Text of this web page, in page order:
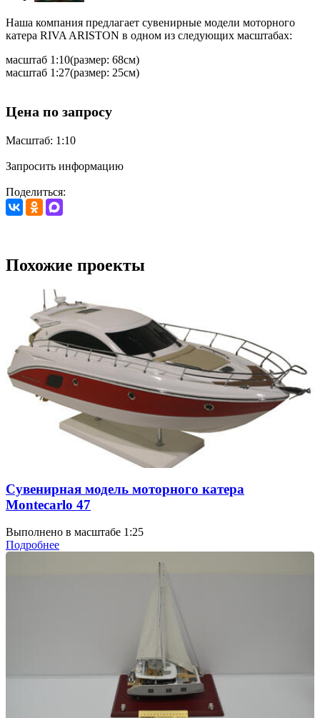
Наша компания предлагает сувенирные модели моторного
катера RIVA ARISTON в одном из следующих масштабах:
масштаб 1:10(размер: 68см)
масштаб 1:27(размер: 25см)
Цена по запросу
Масштаб: 1:10
Запросить информацию
Поделиться:
Похожие проекты
Сувенирная модель моторного катера
Montecarlo 47
Выполнено в масштабе 1:25
Подробнее